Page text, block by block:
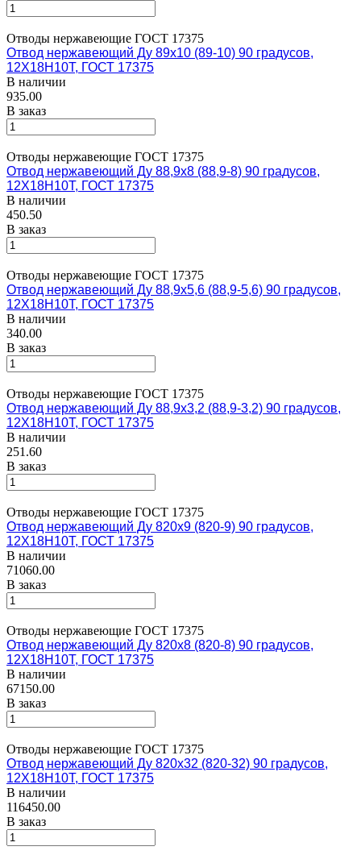
Отводы нержавеющие ГОСТ 17375
Отвод нержавеющий Ду 89х10 (89-10) 90 градусов,
12Х18Н10Т, ГОСТ 17375
В наличии
935.00
В заказ
Отводы нержавеющие ГОСТ 17375
Отвод нержавеющий Ду 88,9х8 (88,9-8) 90 градусов,
12Х18Н10Т, ГОСТ 17375
В наличии
450.50
В заказ
Отводы нержавеющие ГОСТ 17375
Отвод нержавеющий Ду 88,9х5,6 (88,9-5,6) 90 градусов,
12Х18Н10Т, ГОСТ 17375
В наличии
340.00
В заказ
Отводы нержавеющие ГОСТ 17375
Отвод нержавеющий Ду 88,9х3,2 (88,9-3,2) 90 градусов,
12Х18Н10Т, ГОСТ 17375
В наличии
251.60
В заказ
Отводы нержавеющие ГОСТ 17375
Отвод нержавеющий Ду 820х9 (820-9) 90 градусов,
12Х18Н10Т, ГОСТ 17375
В наличии
71060.00
В заказ
Отводы нержавеющие ГОСТ 17375
Отвод нержавеющий Ду 820х8 (820-8) 90 градусов,
12Х18Н10Т, ГОСТ 17375
В наличии
67150.00
В заказ
Отводы нержавеющие ГОСТ 17375
Отвод нержавеющий Ду 820х32 (820-32) 90 градусов,
12Х18Н10Т, ГОСТ 17375
В наличии
116450.00
В заказ